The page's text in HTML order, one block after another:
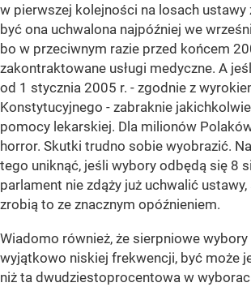
w pierwszej kolejności na losach
być ona uchwalona najpóźniej we
bo w przeciwnym razie przed końcem
zakontraktowane usługi medyczne. A
od 1 stycznia 2005 r. - zgodnie z
Konstytucyjnego - zabraknie
pomocy lekarskiej. Dla milionów
horror. Skutki trudno sobie wyobrazić.
tego uniknąć, jeśli wybory odbędą się 8
parlament nie zdąży już uchwalić
zrobią to ze znacznym opóźnieniem.
Wiadomo również, że sierpniowe
wyjątkowo niskiej frekwencji, być może
niż ta dwudziestoprocentowa w